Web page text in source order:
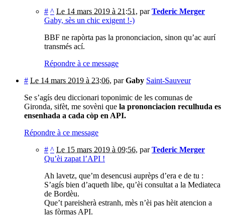
# ^ Le 14 mars 2019 à 21:51 , parTederic Merger
Gaby, sès un chic exigent !-)
BBF ne rapòrta pas la prononciacion, sinon qu’ac aurí
transmés ací.
Répondre à ce message
# Le 14 mars 2019 à 23:06, parGaby Saint-Sauveur
Se s’agís deu diccionari toponimic de les comunas de
Gironda, sifèt, me sovèni que la prononciacion reculhuda es
ensenhada a cada còp en API.
Répondre à ce message
# ^ Le 15 mars 2019 à 09:56, parTederic Merger
Qu’èi zapat l’API !
Ah lavetz, que’m desencusi auprèps d’era e de tu :
S’agís bien d’aqueth libe, qu’èi consultat a la Mediateca
de Bordèu.
Que’t pareisherà estranh, mès n’èi pas hèit atencion a
las fòrmas API.